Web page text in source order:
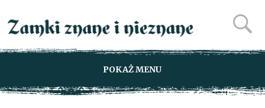
POKAŻ MENU